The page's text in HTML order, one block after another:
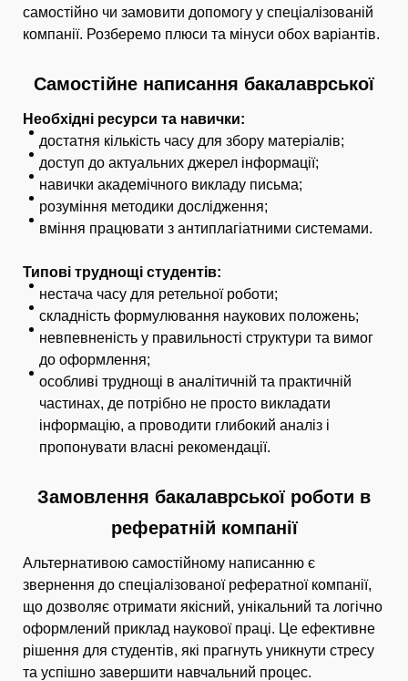
самостійно чи замовити допомогу у спеціалізованій
компанії. Розберемо плюси та мінуси обох варіантів.
Самостійне написання бакалаврської
Необхідні ресурси та навички:
достатня кількість часу для збору матеріалів;
доступ до актуальних джерел інформації;
навички академічного викладу письма;
розуміння методики дослідження;
вміння працювати з антиплагіатними системами.
Типові труднощі студентів:
нестача часу для ретельної роботи;
складність формулювання наукових положень;
невпевненість у правильності структури та вимог
до оформлення;
особливі труднощі в аналітичній та практичній
частинах, де потрібно не просто викладати
інформацію, а проводити глибокий аналіз і
пропонувати власні рекомендації.
Замовлення бакалаврської роботи в
рефератній компанії
Альтернативою самостійному написанню є
звернення до спеціалізованої рефератної компанії,
що дозволяє отримати якісний, унікальний та логічно
оформлений приклад наукової праці. Це ефективне
рішення для студентів, які прагнуть уникнути стресу
та успішно завершити навчальний процес.